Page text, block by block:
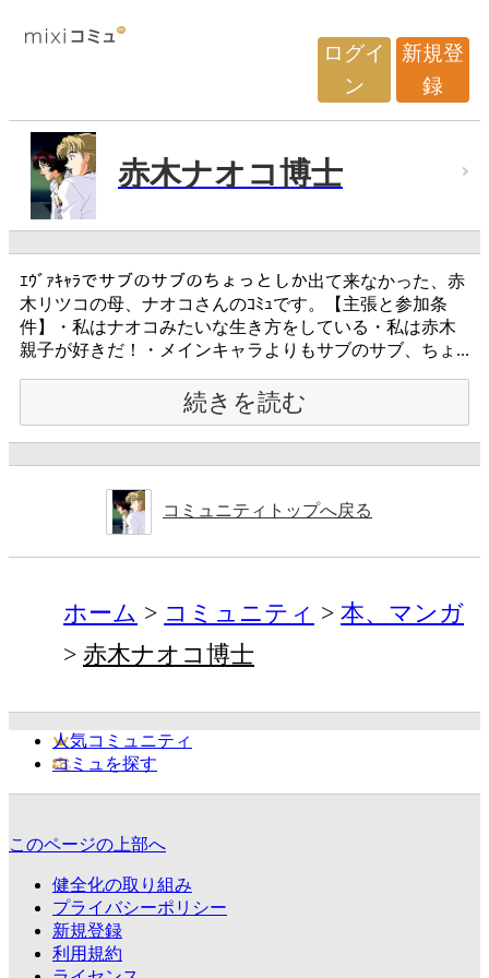
ログイ
ン
新規登
録
赤木ナオコ博士
ｴｳﾞｧｷｬﾗでサブのサブのちょっとしか出て来なかった、赤
木リツコの母、ナオコさんのｺﾐｭです。【主張と参加条
件】・私はナオコみたいな生き方をしている・私は赤木
親子が好きだ！・メインキャラよりもサブのサブ、ちょ...
続きを読む
コミュニティトップへ戻る
ホーム コミュニティ
本、マンガ
赤木ナオコ博士
人気コミュニティ
コミュを探す
このページの上部へ
健全化の取り組み
プライバシーポリシー
新規登録
利用規約